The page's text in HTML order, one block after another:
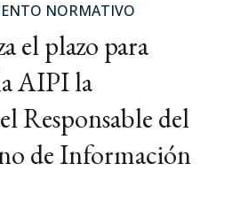
NORMATIVO
el plazo para
AIPI la
Responsable del
de Información